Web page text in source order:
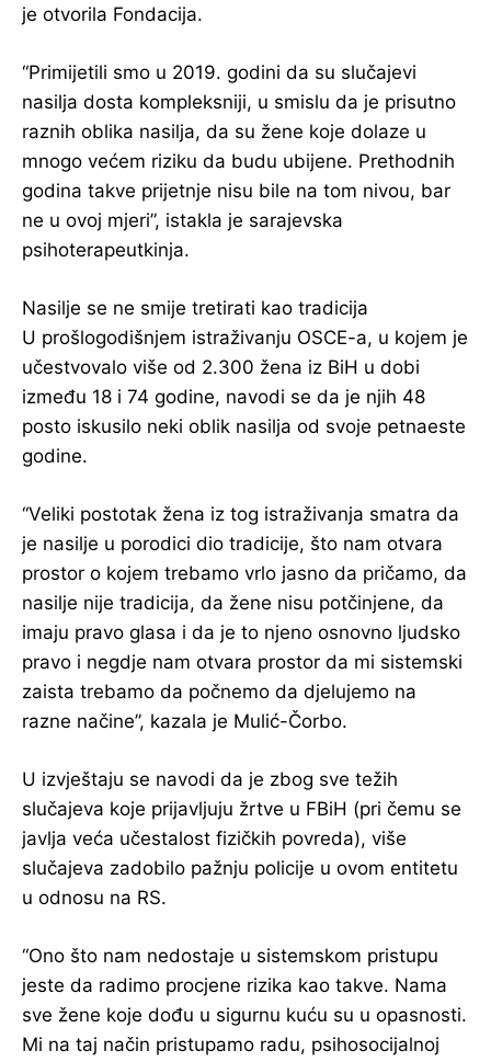
je otvorila Fondacija.
“Primijetili smo u 2019. godini da su slučajevi
nasilja dosta kompleksniji, u smislu da je prisutno
raznih oblika nasilja, da su žene koje dolaze u
mnogo većem riziku da budu ubijene. Prethodnih
godina takve prijetnje nisu bile na tom nivou, bar
ne u ovoj mjeri”, istakla je sarajevska
psihoterapeutkinja.
Nasilje se ne smije tretirati kao tradicija
U prošlogodišnjem istraživanju OSCE-a, u kojem je
učestvovalo više od 2.300 žena iz BiH u dobi
između 18 i 74 godine, navodi se da je njih 48
posto iskusilo neki oblik nasilja od svoje petnaeste
godine.
“Veliki postotak žena iz tog istraživanja smatra da
je nasilje u porodici dio tradicije, što nam otvara
prostor o kojem trebamo vrlo jasno da pričamo, da
nasilje nije tradicija, da žene nisu potčinjene, da
imaju pravo glasa i da je to njeno osnovno ljudsko
pravo i negdje nam otvara prostor da mi sistemski
zaista trebamo da počnemo da djelujemo na
razne načine”, kazala je Mulić-Čorbo.
U izvještaju se navodi da je zbog sve težih
slučajeva koje prijavljuju žrtve u FBiH (pri čemu se
javlja veća učestalost fizičkih povreda), više
slučajeva zadobilo pažnju policije u ovom entitetu
u odnosu na RS.
“Ono što nam nedostaje u sistemskom pristupu
jeste da radimo procjene rizika kao takve. Nama
sve žene koje dođu u sigurnu kuću su u opasnosti.
Mi na taj način pristupamo radu, psihosocijalnoj